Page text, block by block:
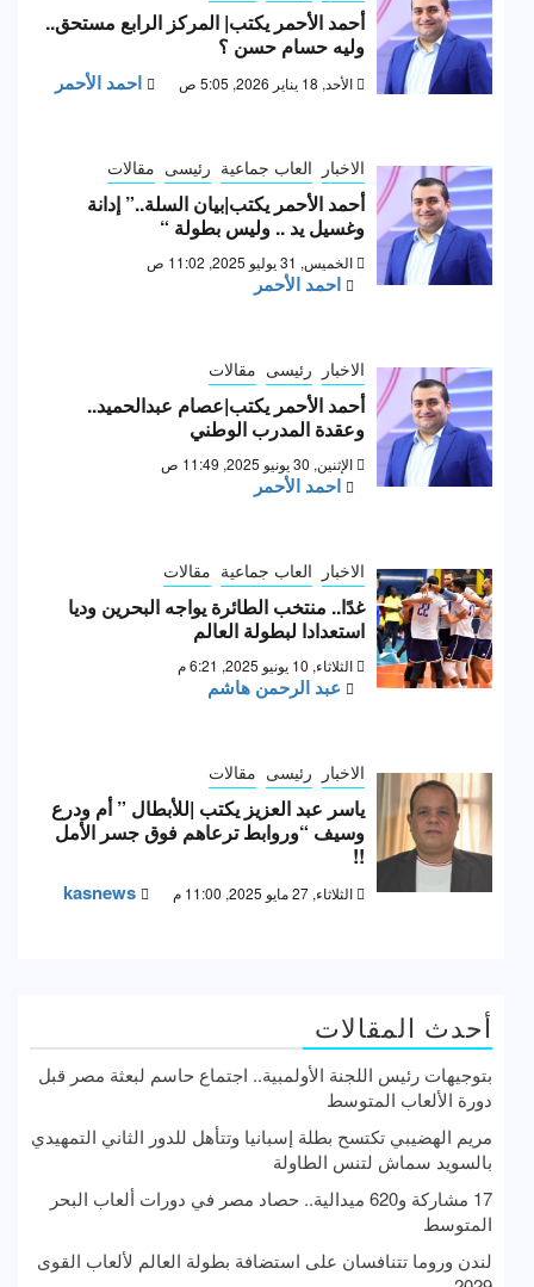
أحمد الأحمر يكتب| المركز الرابع مستحق..
وليه حسام حسن ؟
الأحد, 18 يناير 2026, 5:05 ص احمد الأحمر
الاخبار العاب جماعية رئيسى مقالات
أحمد الأحمر يكتب|بيان السلة..” إدانة
وغسيل يد .. وليس بطولة “
الخميس, 31 يوليو 2025, 11:02 ص
احمد الأحمر
الاخبار رئيسى مقالات
أحمد الأحمر يكتب|عصام عبدالحميد..
وعقدة المدرب الوطني
الإثنين, 30 يونيو 2025, 11:49 ص
احمد الأحمر
الاخبار العاب جماعية مقالات
غدًا.. منتخب الطائرة يواجه البحرين وديا
استعدادا لبطولة العالم
الثلاثاء, 10 يونيو 2025, 6:21 م
عبد الرحمن هاشم
الاخبار رئيسى مقالات
ياسر عبد العزيز يكتب |للأبطال ” أم ودرع
وسيف “وروابط ترعاهم فوق جسر الأمل
!!
الثلاثاء, 27 مايو 2025, 11:00 م kasnews
أحدث المقالات
بتوجيهات رئيس اللجنة الأولمبية.. اجتماع حاسم لبعثة مصر قبل
دورة الألعاب المتوسط
مريم الهضيبي تكتسح بطلة إسبانيا وتتأهل للدور الثاني التمهيدي
بالسويد سماش لتنس الطاولة
17 مشاركة و620 ميدالية.. حصاد مصر في دورات ألعاب البحر
المتوسط
لندن وروما تتنافسان على استضافة بطولة العالم لألعاب القوى